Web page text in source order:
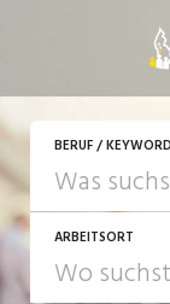
BERUF /
ARBEITSORT